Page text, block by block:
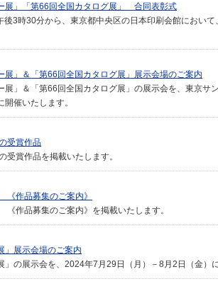
展」「第66回全国カタログ展」 合同表彰式
3時30分から、東京都中央区の日本印刷会館におい
展」＆「第66回全国カタログ展」展示会場のご案内
展」＆「第66回全国カタログ展」の展示会を、東京
催いたします。
受賞作品
受賞作品を掲載いたします。
作品募集のご案内》
作品募集のご案内》を掲載いたします。
」展示会場のご案内
」の展示会を、2024年7月29日（月）－8月2日（金）